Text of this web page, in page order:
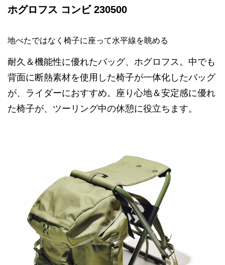
ホグロフス コンビ 230500
地べたではなく椅子に座って水平線を眺める
耐久＆機能性に優れたバッグ、ホグロフス。中でも
背面に断熱素材を使用した椅子が一体化したバッグ
が、ライダーにおすすめ。座り心地＆安定感に優れ
た椅子が、ツーリング中の休憩に役立ちます。